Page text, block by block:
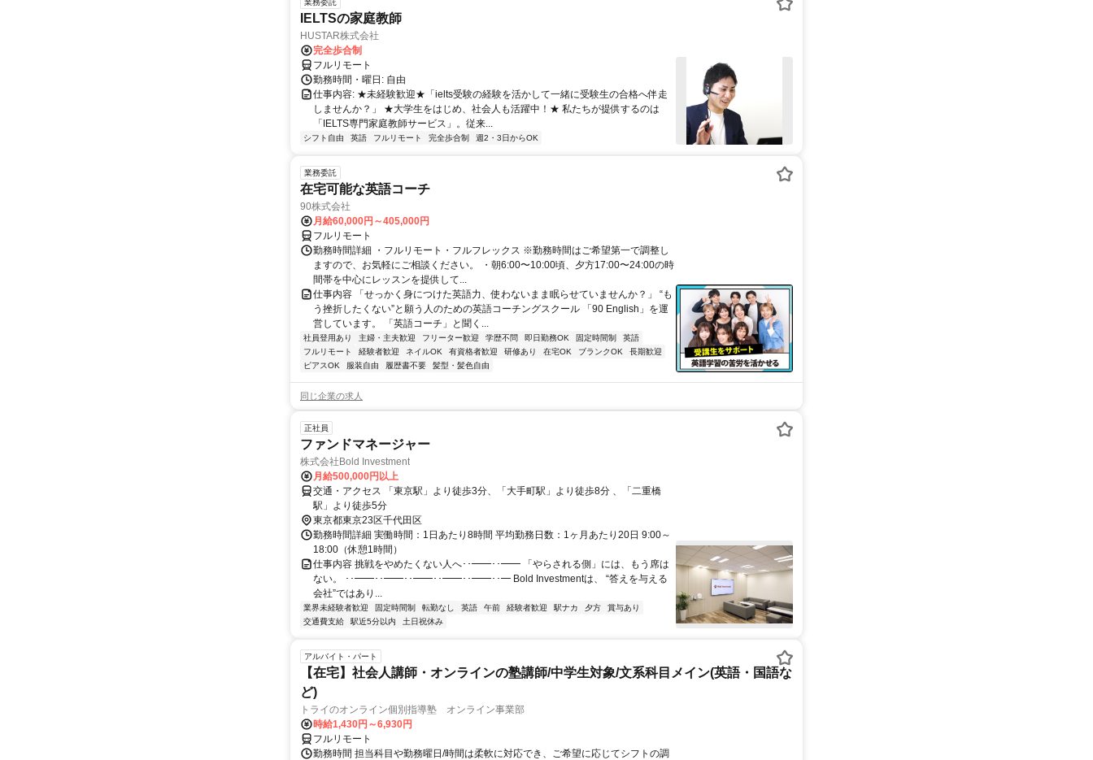
業務委託
IELTSの家庭教師
HUSTAR株式会社
完全歩合制
フルリモート
勤務時間・曜日: 自由
仕事内容: ★未経験歓迎★「ielts受験の経験を活かして一緒に受験生の合格へ伴走
しませんか？」 ★大学生をはじめ、社会人も活躍中！★ 私たちが提供するのは
「IELTS専門家庭教師サービス」。従来...
シフト自由 英語 フルリモート 完全歩合制 週2・3日からOK
業務委託
在宅可能な英語コーチ
90株式会社
月給60,000円～405,000円
フルリモート
勤務時間詳細 ・フルリモート・フルフレックス ※勤務時間はご希望第一で調整し
ますので、お気軽にご相談ください。 ・朝6:00〜10:00頃、夕方17:00〜24:00の時
間帯を中心にレッスンを提供して...
仕事内容 「せっかく身につけた英語力、使わないまま眠らせていませんか？」 “も
う挫折したくない”と願う人のための英語コーチングスクール 「90 English」を運
営しています。 「英語コーチ」と聞く...
社員登用あり 主婦・主夫歓迎 フリーター歓迎 学歴不問 即日勤務OK 固定時間制
英語
フルリモート
経験者歓迎 ネイルOK 有資格者歓迎 研修あり 在宅OK ブランクOK
長期歓迎
ピアスOK
服装自由 履歴書不要 髪型・髪色自由
同じ企業の求人
正社員
ファンドマネージャー
株式会社Bold Investment
月給500,000円以上
交通・アクセス 「東京駅」より徒歩3分、「大手町駅」より徒歩8分 、「二重橋
駅」より徒歩5分
東京都東京23区千代田区
勤務時間詳細 実働時間：1日あたり8時間 平均勤務日数：1ヶ月あたり20日 9:00～
18:00（休憩1時間）
仕事内容 挑戦をやめたくない人へ･･━━･･━━ 「やらされる側」には、もう席は
ない。 ･･━━･･━━･･━━･･━━･･━━･･━ Bold Investmentは、 “答えを与える
会社”ではあり...
業界未経験者歓迎 固定時間制 転勤なし 英語 午前 経験者歓迎 駅ナカ 夕方
賞与あり
交通費支給
駅近5分以内 土日祝休み
アルバイト・パート
【在宅】社会人講師・オンラインの塾講師/中学生対象/文系科目メイン(英語・国語な
ど)
トライのオンライン個別指導塾 オンライン事業部
時給1,430円～6,930円
フルリモート
勤務時間 担当科目や勤務曜日/時間は柔軟に対応でき、ご希望に応じてシフトの調